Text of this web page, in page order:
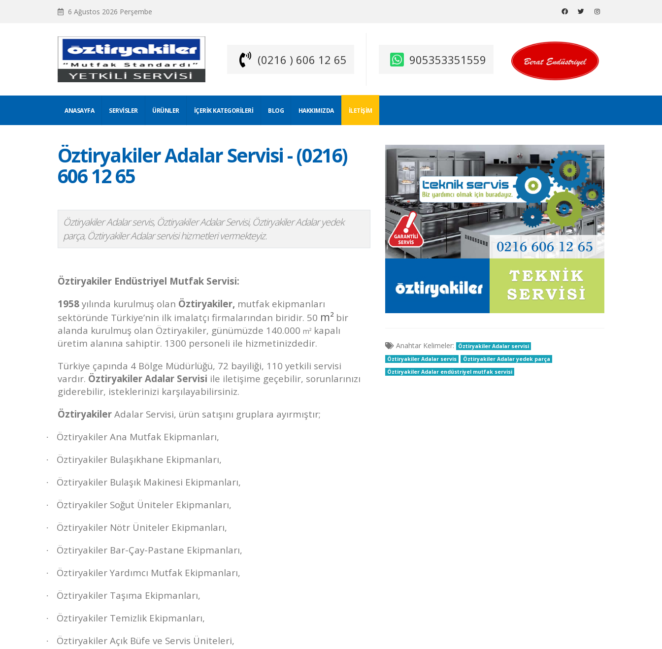
6 Ağustos 2026 Perşembe
(0216 ) 606 12 65 905353351559
ANASAYFA SERVISLER ÜRÜNLER İÇERIK KATEGORILERI BLOG HAKKIMIZDA İLETIŞIM
Öztiryakiler Adalar Servisi - (0216)
606 12 65
Öztiryakiler Adalar servis, Öztiryakiler Adalar Servisi, Öztiryakiler Adalar yedek
parça, Öztiryakiler Adalar servisi hizmetleri vermekteyiz.
Öztiryakiler Endüstriyel Mutfak Servisi:
1958 yılında kurulmuş olan Öztiryakiler, mutfak ekipmanları
sektöründe Türkiye’nin ilk imalatçı firmalarından biridir. 50 m² bir
alanda kurulmuş olan Öztiryakiler, günümüzde 140.000 m² kapalı
üretim alanına sahiptir. 1300 personeli ile hizmetinizdedir.
Türkiye çapında 4 Bölge Müdürlüğü, 72 bayiliği, 110 yetkili servisi
vardır. Öztiryakiler Adalar Servisi ile iletişime geçebilir, sorunlarınızı
giderebilir, isteklerinizi karşılayabilirsiniz.
Öztiryakiler Adalar Servisi, ürün satışını gruplara ayırmıştır;
· Öztiryakiler Ana Mutfak Ekipmanları,
· Öztiryakiler Bulaşıkhane Ekipmanları,
· Öztiryakiler Bulaşık Makinesi Ekipmanları,
· Öztiryakiler Soğut Üniteler Ekipmanları,
· Öztiryakiler Nötr Üniteler Ekipmanları,
· Öztiryakiler Bar-Çay-Pastane Ekipmanları,
· Öztiryakiler Yardımcı Mutfak Ekipmanları,
· Öztiryakiler Taşıma Ekipmanları,
· Öztiryakiler Temizlik Ekipmanları,
· Öztiryakiler Açık Büfe ve Servis Üniteleri,
Anahtar Kelimeler:
Öztiryakiler Adalar servisi
Öztiryakiler Adalar servis
Öztiryakiler Adalar yedek parça
Öztiryakiler Adalar endüstriyel mutfak servisi